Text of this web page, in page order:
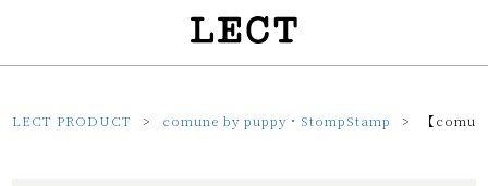
LECT PRODUCT comune by puppy・StompStamp 【